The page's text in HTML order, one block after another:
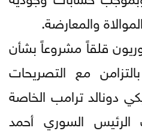
والمعارضة.
قلقاً مشروعاً بشأن
مع التصريحات
دونالد ترامب الخاصة
الرئيس السوري أحمد